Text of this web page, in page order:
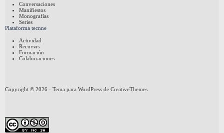
Conversaciones
Manifiestos
Monografías
Series
Plataforma tecnne
Actividad
Recursos
Formación
Colaboraciones
Copyright © 2026 - Tema para WordPress de CreativeThemes